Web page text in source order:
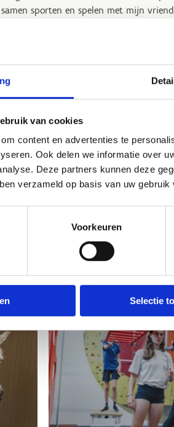
van cookies
content en advertenties te
Ook delen we informatie over
Deze partners kunnen deze
verzameld op basis van uw gebruik
Voorkeuren
Selectie
sporten en spelen met mijn
want klimmen en klauteren als een
je echt nooit."
Ook leuk